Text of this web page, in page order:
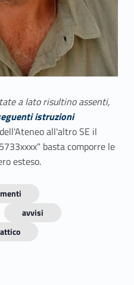
a lato risultino assenti,
istruzioni
all'altro SE il
basta comporre le
esteso.
avvisi